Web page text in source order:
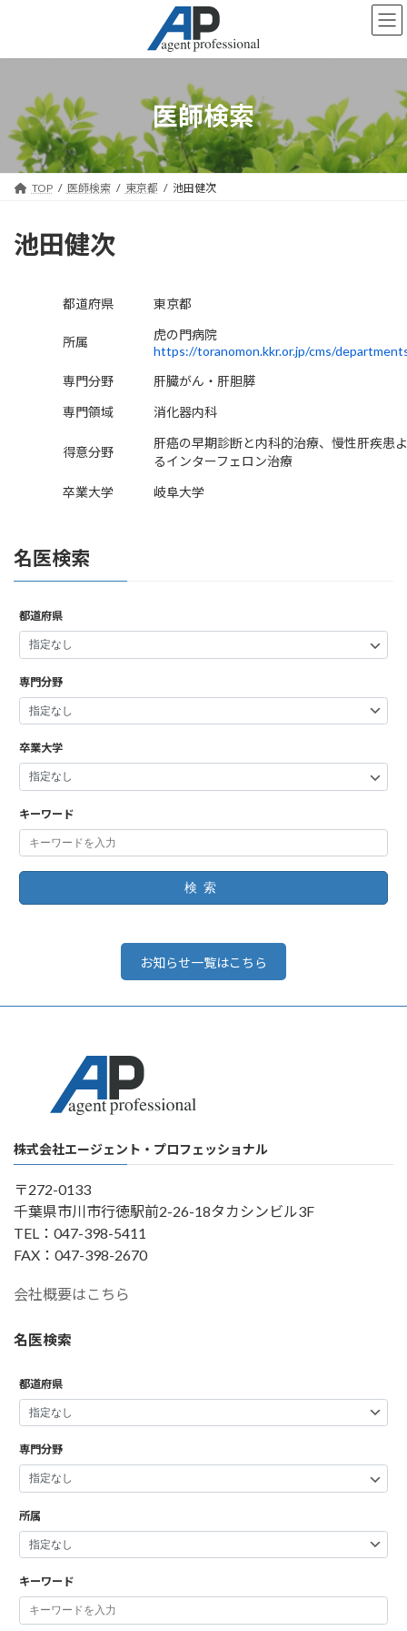
ン
キ
プ
ー
に
動
医師検索
TOP 医師検索 東京都 池田健次
池田健次
都道府県 東京都
所属
虎の門病院
https://toranomon.kkr.or.jp/cms/
専門分野
肝臓がん・肝胆膵
専門領域
消化器内科
得意分野
肝癌の早期診断と内科的治療、慢性肝疾患
るインターフェロン治療
卒業大学
岐阜大学
名医検索
都道府県
専門分野
卒業大学
キーワード
検索
お知らせ一覧はこちら
株式会社エージェント・プロフェッショナル
〒272-0133
千葉県市川市行徳駅前2-26-18タカシンビル3F
TEL：047-398-5411
FAX：047-398-2670
会社概要はこちら
名医検索
都道府県
専門分野
所属
キーワード